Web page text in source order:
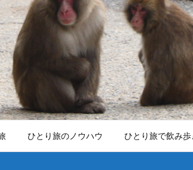
ひとり旅のノウハウ ひとり旅で飲み歩